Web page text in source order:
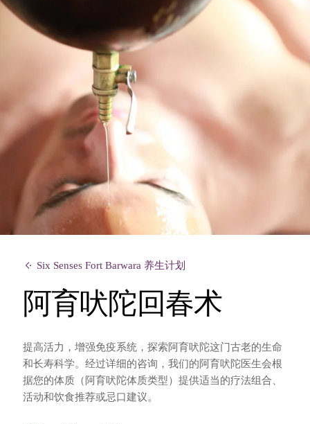
Six Senses Fort Barwara 养生计划
阿育吠陀回春术
提高活力，增强免疫系统，探索阿育吠陀这门古老的生命
和长寿科学。经过详细的咨询，我们的阿育吠陀医生会根
据您的体质（阿育吠陀体质类型）提供适当的疗法组合、
活动和饮食推荐或忌口建议。